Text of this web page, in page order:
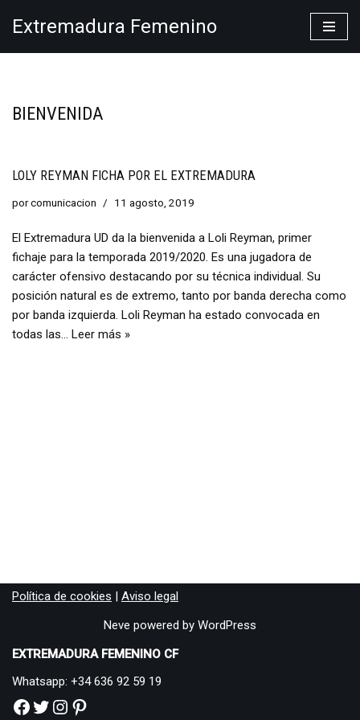
Extremadura Femenino
BIENVENIDA
LOLY REYMAN FICHA POR EL EXTREMADURA
porcomunicacion 11 agosto, 2019
El Extremadura UD da la bienvenida a Loli Reyman, primer
fichaje para la temporada 2019/2020. Es una jugadora de
carácter ofensivo destacando por su técnica individual. Su
posición natural es de extremo, tanto por banda derecha como
por banda izquierda. Loli Reyman ha estado convocada en
todas las… Leer más »
Política de cookies | Aviso legal
Neve powered by WordPress
EXTREMADURA FEMENINO CF
Whatsapp: +34 636 92 59 19